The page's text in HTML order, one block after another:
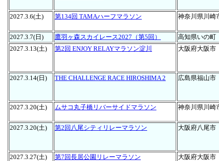
2027.3.6(土) 第134回 TAMAハーフマラソン 神奈川県川崎
2027.3.7(日) 鷹羽ヶ森スカイレース2027（第5回）
高知県いの町
2027.3.13(土)
第2回 ENJOY RELAYマラソン淀川 大阪府大阪市
2027.3.14(日) THE CHALLENGE RACE HIROSHIMA 2 広島県福山市
2027.3.20(土) ムサコ丸子橋リバーサイドマラソン 神奈川県川崎
2027.3.20(土) 第2回八尾シティリレーマラソン 大阪府八尾市
2027.3.27(土) 第7回長居公園リレーマラソン 大阪府大阪市